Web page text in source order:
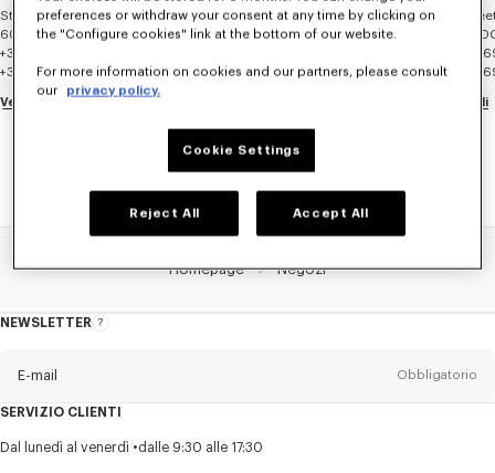
Stadsweide 2
6041 TDROERMOND
+31 47 572 48 02
+31 47 572 48 02
Vedi i dettagli
31 Bruton
+44
+44
Vedi i dettagli
Homepage Negozi
NEWSLETTER
Informazioni
E-mail Obbligatorio
TitoloObbligatorio
SERVIZIO CLIENTI
Dal lunedì al venerdì dalle 9:30 alle 17:30
preferences or withdraw your consent at any time by clicking on
the "Configure cookies" link at the bottom of our website.
For more information on cookies and our partners, please consult
our
privacy policy.
Cookie Settings
Reject All Accept All